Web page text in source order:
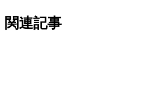
関連記事